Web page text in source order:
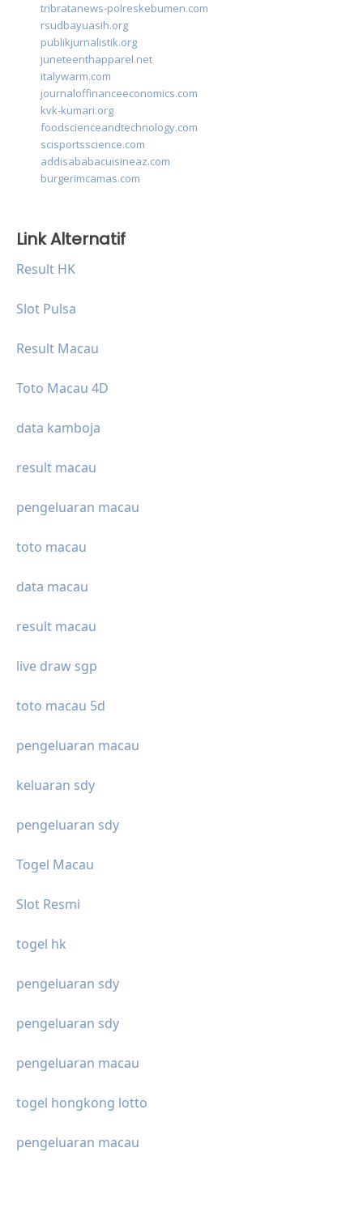
tribratanews-polreskebumen.com
rsudbayuasih.org
publikjurnalistik.org
juneteenthapparel.net
italywarm.com
journaloffinanceeconomics.com
kvk-kumari.org
foodscienceandtechnology.com
scisportsscience.com
addisababacuisineaz.com
burgerimcamas.com
Link Alternatif
Result HK
Slot Pulsa
Result Macau
Toto Macau 4D
data kamboja
result macau
pengeluaran macau
toto macau
data macau
result macau
live draw sgp
toto macau 5d
pengeluaran macau
keluaran sdy
pengeluaran sdy
Togel Macau
Slot Resmi
togel hk
pengeluaran sdy
pengeluaran sdy
pengeluaran macau
togel hongkong lotto
pengeluaran macau